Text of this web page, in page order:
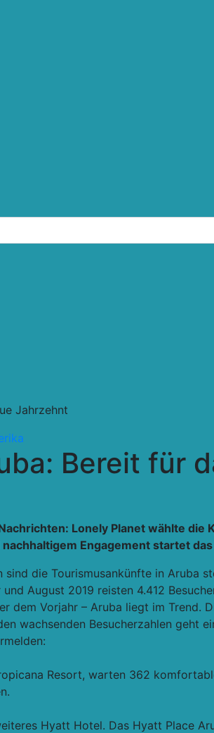
Jahrzehnt
Bereit für
Lonely Planet wählte die
Engagement startet
die Tourismusankünfte in Aruba
August 2019 reisten 4.412
dem Vorjahr – Aruba liegt im Trend.
wachsenden Besucherzahlen geht
Resort, warten 362
Hyatt Hotel. Das Hyatt Place